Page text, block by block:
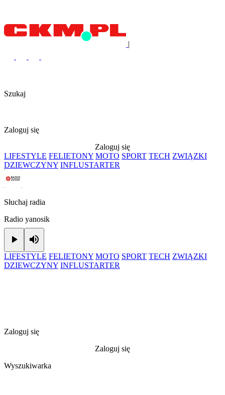
|
Szukaj
Zaloguj się
Zaloguj się
LIFESTYLE FELIETONY MOTO SPORT TECH ZWIĄZKI
DZIEWCZYNY INFLUSTARTER
Słuchaj radia
Radio yanosik
Play
LIFESTYLE FELIETONY MOTO SPORT TECH ZWIĄZKI
DZIEWCZYNY INFLUSTARTER
Zaloguj się
Zaloguj się
Wyszukiwarka